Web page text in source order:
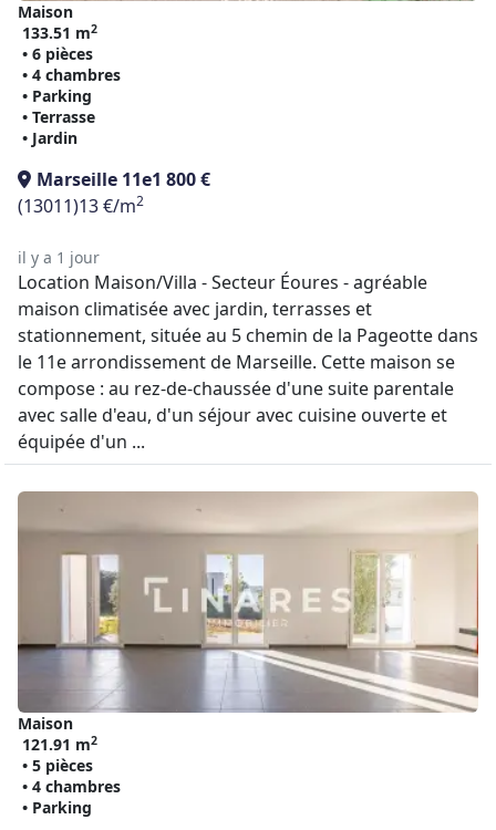
Maison
133.51 m2
• 6 pièces
• 4 chambres
• Parking
• Terrasse
• Jardin
Marseille 11e1 800 €
(13011)13 €/m2
il y a 1 jour
Location Maison/Villa - Secteur Éoures - agréable
maison climatisée avec jardin, terrasses et
stationnement, située au 5 chemin de la Pageotte dans
le 11e arrondissement de Marseille. Cette maison se
compose : au rez-de-chaussée d'une suite parentale
avec salle d'eau, d'un séjour avec cuisine ouverte et
équipée d'un ...
Maison
121.91 m2
• 5 pièces
• 4 chambres
• Parking